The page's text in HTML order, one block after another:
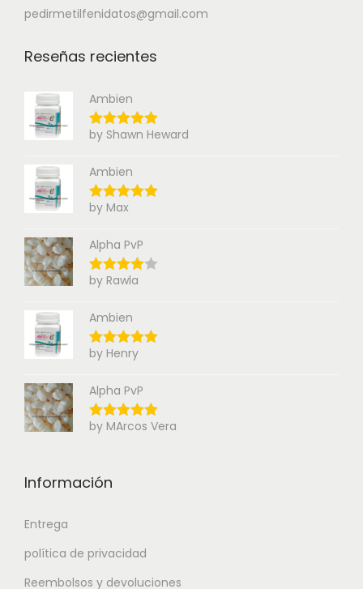
pedirmetilfenidatos@gmail.com
Reseñas recientes
Ambien
by Shawn Heward
Ambien
by Max
Alpha PvP
by Rawla
Ambien
by Henry
Alpha PvP
by MArcos Vera
Información
Entrega
política de privacidad
Reembolsos y devoluciones